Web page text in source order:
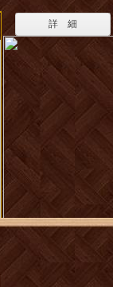
詳 細